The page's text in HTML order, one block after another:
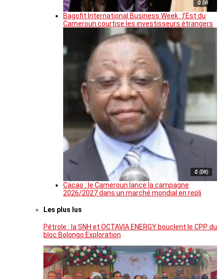
© DR
Bagofit International Business Week : l’Est du
Cameroun courtise les investisseurs étrangers
© (DR)
Cacao : le Cameroun lance la campagne
2026/2027 dans un marché mondial en repli
Les plus lus
Pétrole : la SNH et OCTAVIA ENERGY bouclent le CPP du
bloc Bolongo Exploration